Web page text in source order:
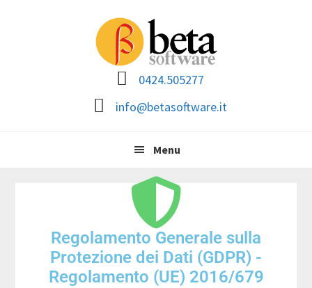
0424.505277
info@betasoftware.it
Menu
Regolamento Generale sulla
Protezione dei Dati (GDPR) -
Regolamento (UE) 2016/679